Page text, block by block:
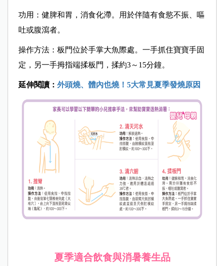
功用：健脾和胃，消食化滯。用於伴隨有食慾不振、嘔
吐或腹瀉者。
操作方法：板門位於手掌大魚際處。一手抓住寶寶手固
定，另一手拇指端揉板門，揉約3～15分鐘。
延伸閱讀： 外頭燒、體內也燒！5大常見夏季發燒原因
夏季適合飲食與消暑養生品